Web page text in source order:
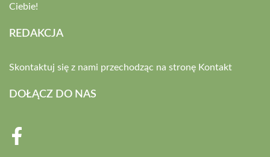
Ciebie!
REDAKCJA
Skontaktuj się z nami przechodząc na stronę Kontakt
DOŁĄCZ DO NAS